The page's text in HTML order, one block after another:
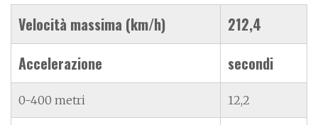
Velocità massima (km/h)
212,4
Accelerazione
secondi
0-400 metri 12,2